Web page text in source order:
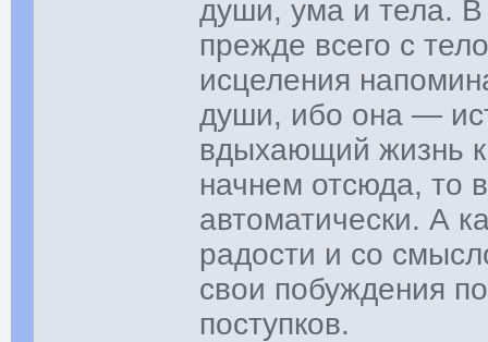
души, ума и тела. В
прежде всего с
исцеления
души, ибо она —
вдыхающий жизнь
начнем отсюда, то
автоматически. А
радости и со
свои побуждения
поступков.